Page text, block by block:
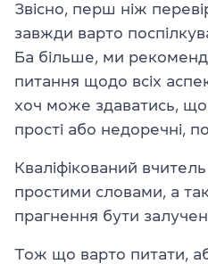
Звісно, перш ніж
завжди варто
Ба більше, ми
питання щодо всіх
хоч може здаватись, що
прості або недоречні,
Кваліфікований
простими словами, а
прагнення бути
Тож що варто питати,